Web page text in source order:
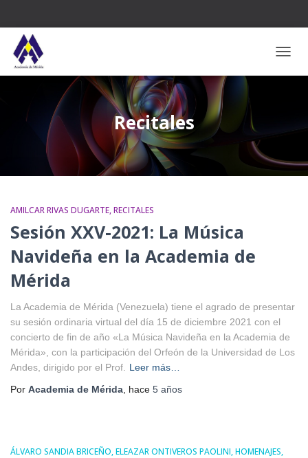
Recitales
AMILCAR RIVAS DUGARTE RECITALES
Sesión XXV-2021: La Música
Navideña en la Academia de
Mérida
La Academia de Mérida (Venezuela) tiene el agrado de presentar
su sesión ordinaria virtual del día 15 de diciembre 2021 con el
concierto de fin de año «La Música Navideña en la Academia de
Mérida», con la participación del Orfeón de la Universidad de Los
Andes, dirigido por el Prof.
Leer más…
Por Academia de Mérida , hace 5 años
ÁLVARO SANDIA BRICEÑO ELEAZAR ONTIVEROS PAOLINI HOMENAJES